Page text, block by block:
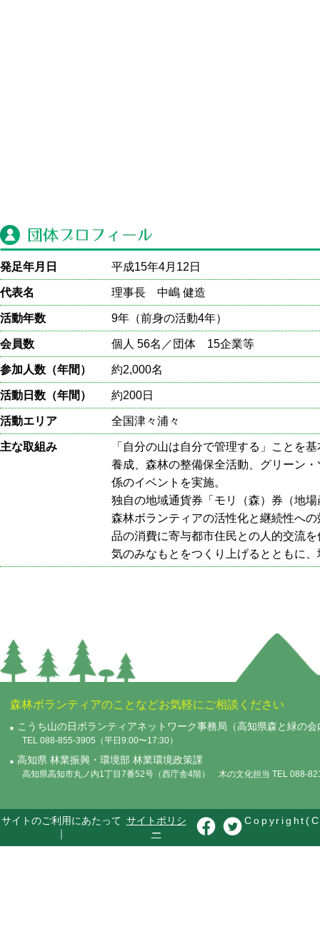
発足年月日 平成15年4月12日
代表名 理事長 中嶋 健造
活動年数 9年（前身の活動4年）
会員数 個人 56名／団体 15企業等
参加人数（年間） 約2,000名
活動日数（年間） 約200日
活動エリア 全国津々浦々
主な取組み
「自分の山は自分で管理する」ことを
養成、森林の整備保全活動、グリーン
係のイベントを実施。
独自の地域通貨券「モリ（森）券（地
森林ボランティアの活性化と継続性へ
品の消費に寄与都市住民との人的交流
気のみなもとをつくり上げるとともに
森林ボランティアのことなどお気軽にご相談ください
こうち山の日ボランティアネットワーク事務局（高知県森と緑の会
TEL 088-855-3905（平日9:00〜17:30）
高知県 林業振興・環境部 林業環境政策課
高知県高知市丸ノ内1丁目7番52号（西庁舎4階） 木の文化担当 TEL 088-
サイトのご利用にあたって
｜
サイトポリシ
ー